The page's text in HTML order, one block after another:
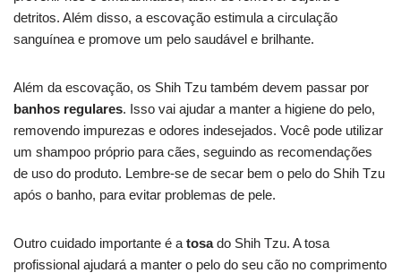
detritos. Além disso, a escovação estimula a circulação
sanguínea e promove um pelo saudável e brilhante.
Além da escovação, os Shih Tzu também devem passar por
banhos regulares. Isso vai ajudar a manter a higiene do pelo,
removendo impurezas e odores indesejados. Você pode utilizar
um shampoo próprio para cães, seguindo as recomendações
de uso do produto. Lembre-se de secar bem o pelo do Shih Tzu
após o banho, para evitar problemas de pele.
Outro cuidado importante é a tosado Shih Tzu. A tosa
profissional ajudará a manter o pelo do seu cão no comprimento